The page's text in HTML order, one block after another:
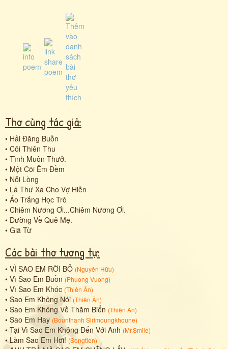
Thơ cùng tác giả:
• Hải Đăng Buồn
• Cõi Thiên Thu
• Tình Muôn Thưở.
• Một Cõi Êm Đềm
• Nỗi Lòng
• Lá Thư Xa Cho Vợ Hiền
• Áo Trắng Học Trò
• Chiêm Nương Ơi...Chiêm Nương Ơi.
• Đường Về Quê Mẹ.
• Giã Từ
Các bài thơ tương tự:
• VÌ SAO EM RỜI BỎ (Nguyên Hữu)
• Vì Sao Em Buồn (Phuong Vuong)
• Vì Sao Em Khóc (Thiên Ân)
• Sao Em Không Nói (Thiên Ân)
• Sao Em Không Về Thăm Biển (Thiên Ân)
• Sao Em Hay (Bounthanh Sirimoungkhoune)
• Tại Vì Sao Em Không Đến Với Anh (Mr.Smile)
•Làm Sao Em Hỡi! (Songtien)